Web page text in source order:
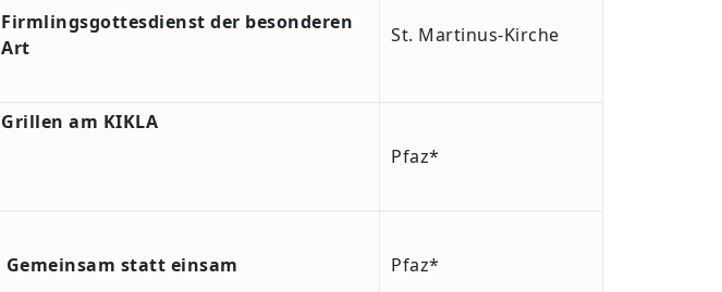
Firmlingsgottesdienst der besonderen
Art
St. Martinus-Kirche
Grillen am KIKLA
Pfaz*
Gemeinsam statt einsam Pfaz*